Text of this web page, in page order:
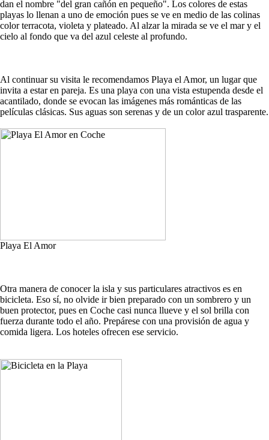
dan el nombre "del gran cañón en pequeño". Los colores de estas
playas lo llenan a uno de emoción pues se ve en medio de las colinas
color terracota, violeta y plateado. Al alzar la mirada se ve el mar y el
cielo al fondo que va del azul celeste al profundo.
Al continuar su visita le recomendamos Playa el Amor, un lugar que
invita a estar en pareja. Es una playa con una vista estupenda desde el
acantilado, donde se evocan las imágenes más románticas de las
películas clásicas. Sus aguas son serenas y de un color azul trasparente.
Playa El Amor
Otra manera de conocer la isla y sus particulares atractivos es en
bicicleta. Eso sí, no olvide ir bien preparado con un sombrero y un
buen protector, pues en Coche casi nunca llueve y el sol brilla con
fuerza durante todo el año. Prepárese con una provisión de agua y
comida ligera. Los hoteles ofrecen ese servicio.